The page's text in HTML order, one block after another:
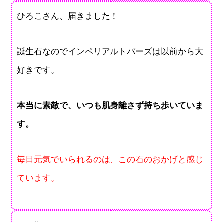
ひろこさん、届きました！
誕生石なのでインペリアルトパーズは以前から大
好きです。
本当に素敵で、いつも肌身離さず持ち歩いていま
す。
毎日元気でいられるのは、この石のおかげと感じ
ています。